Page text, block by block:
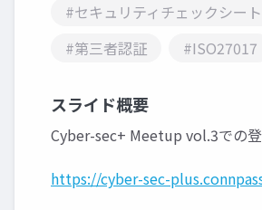
#セキュリティチェックシート
#第三者認証
#ISO27017
スライド概要
Cyber-sec+ Meetup vol.3での登
https://cyber-sec-